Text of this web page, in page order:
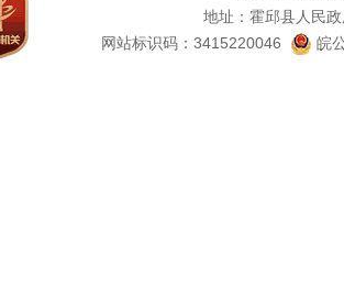
地址：霍邱县人民
网站标识码：3415220046
皖